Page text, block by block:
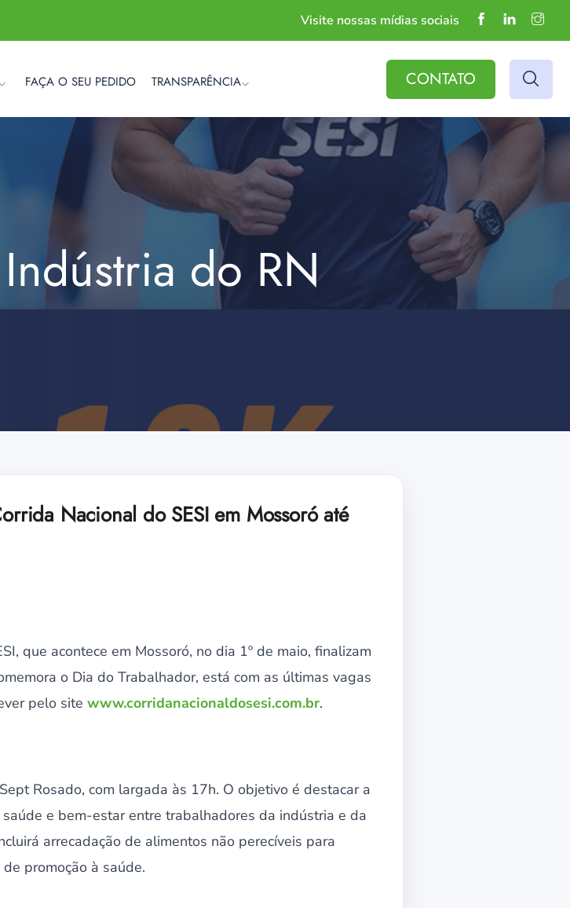
Visite nossas mídias sociais
FAÇA O SEU PEDIDO TRANSPARÊNCIA CONTATO
do RN
Nacional do SESI em Mossoró até
que acontece em Mossoró, no dia 1º de maio, finalizam
o Dia do Trabalhador, está com as últimas vagas
pelo site www.corridanacionaldosesi.com.br.
Rosado, com largada às 17h. O objetivo é destacar a
e bem-estar entre trabalhadores da indústria e da
arrecadação de alimentos não perecíveis para
promoção à saúde.